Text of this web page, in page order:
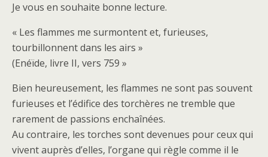
Je vous en souhaite bonne lecture.
« Les flammes me surmontent et, furieuses,
tourbillonnent dans les airs »
(Enéïde, livre II, vers 759 »
Bien heureusement, les flammes ne sont pas souvent
furieuses et l’édifice des torchères ne tremble que
rarement de passions enchaînées.
Au contraire, les torches sont devenues pour ceux qui
vivent auprès d’elles, l’organe qui règle comme il le